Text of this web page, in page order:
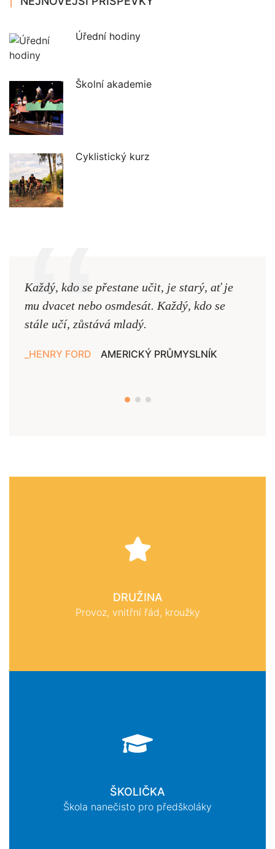
Úřední hodiny
Školní akademie
Cyklistický kurz
Každý, kdo se přestane učit, je starý, ať je
mu dvacet nebo osmdesát. Každý, kdo se
stále učí, zůstává mladý.
HENRY FORD AMERICKÝ PRŮMYSLNÍK
DRUŽINA
Provoz, vnitřní řád, kroužky
ŠKOLIČKA
Škola nanečisto pro předškoláky